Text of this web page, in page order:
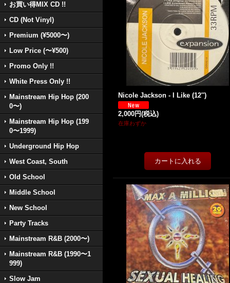
お買い得MIX CD !!
CD (Not Vinyl)
Premium (¥5000〜)
Low Price (〜¥500)
Promo Only !!
White Press Only !!
Mainstream Hip Hop (200
0〜)
Mainstream Hip Hop (199
0〜1999)
Underground Hip Hop
West Coast, South
Old School
Middle School
New School
Party Tracks
Mainstream R&B (2000〜)
Mainstream R&B (1990〜1
999)
Slow Jam
Nicole Jackson - I Like (12'')
2,000円(税込)
在庫わずか